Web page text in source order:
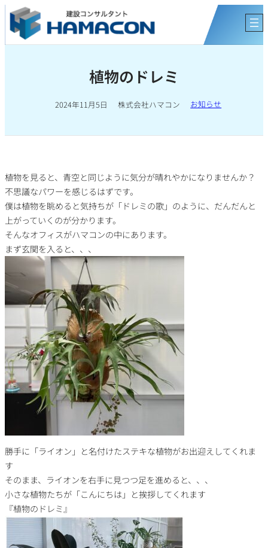
内
植物のドレミ
2024年11月5日 株式会社ハマコン お知らせ
植物を見ると、青空と同じように気分が晴れやかになりませんか？
不思議なパワーを感じるはずです。
僕は植物を眺めると気持ちが「ドレミの歌」のように、だんだんと
上がっていくのが分かります。
そんなオフィスがハマコンの中にあります。
まず玄関を入ると、、、
勝手に「ライオン」と名付けたステキな植物がお出迎えしてくれま
す
そのまま、ライオンを右手に見つつ足を進めると、、、
小さな植物たちが「こんにちは」と挨拶してくれます
『植物のドレミ』